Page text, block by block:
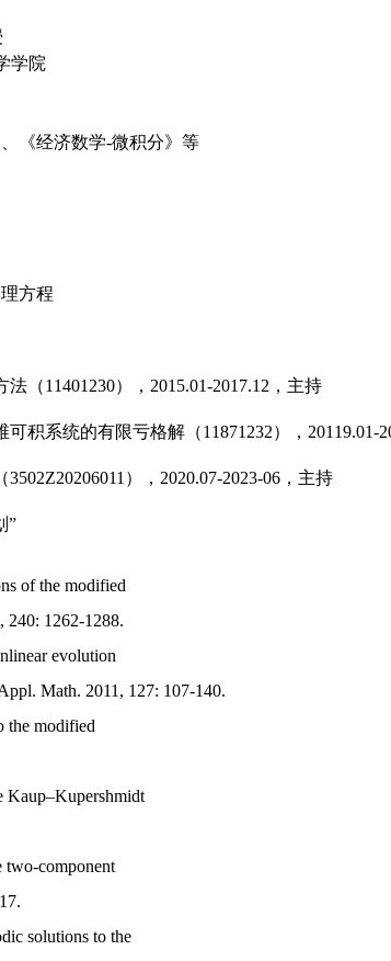
学院
《经济数学-微积分》等
方程
（11401230），2015.01-2017.12，主持
积系统的有限亏格解（11871232），20119.01-
），2020.07-2023-06，主持
”
of the modified
240: 1262-1288.
evolution
Math. 2011, 127: 107-140.
the modified
Kaup–Kupershmidt
component
solutions to the